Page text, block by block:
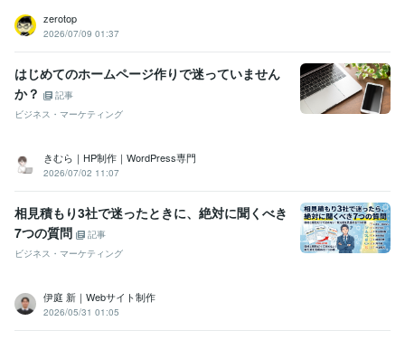
zerotop
2026/07/09 01:37
はじめてのホームページ作りで迷っていません
か？
記事
ビジネス・マーケティング
きむら｜HP制作｜WordPress専門
2026/07/02 11:07
相見積もり3社で迷ったときに、絶対に聞くべき
7つの質問
記事
ビジネス・マーケティング
伊庭 新｜Webサイト制作
2026/05/31 01:05